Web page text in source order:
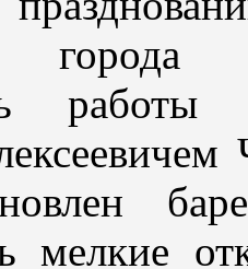
города
работы
мелкие